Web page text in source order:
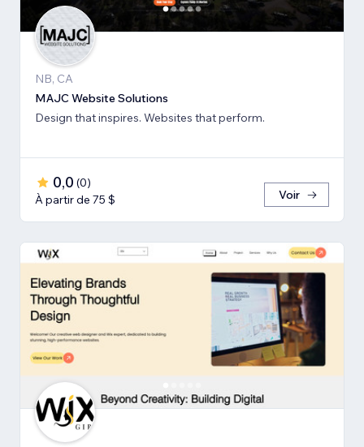
NB, CA
MAJC Website Solutions
Design that inspires. Websites that perform.
0,0 (0)
À partir de 75 $
Voir